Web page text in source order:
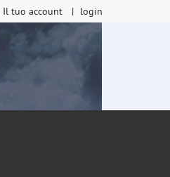
Il tuo account login